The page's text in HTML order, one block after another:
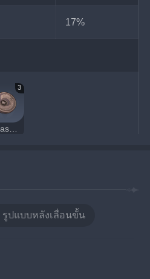
17%
3
Treasure Hoarders Insignia
รูปแบบหลังเลื่อนขั้น